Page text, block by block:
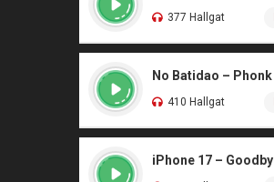
377 Hallgat
410 Hallgat